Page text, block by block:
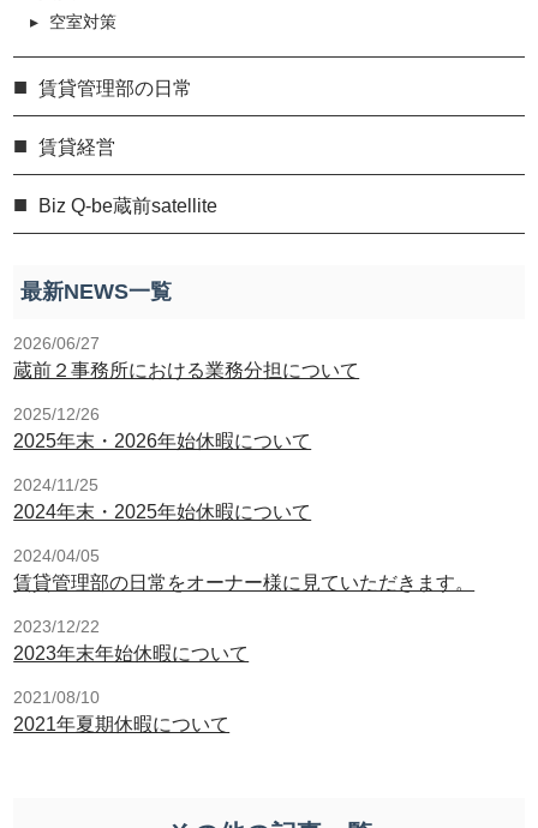
空室対策
賃貸管理部の日常
賃貸経営
Biz Q-be蔵前satellite
最新NEWS一覧
2026/06/27
蔵前２事務所における業務分担について
2025/12/26
2025年末・2026年始休暇について
2024/11/25
2024年末・2025年始休暇について
2024/04/05
賃貸管理部の日常をオーナー様に見ていただきます。
2023/12/22
2023年末年始休暇について
2021/08/10
2021年夏期休暇について